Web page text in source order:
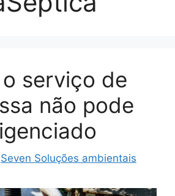
serviço de
não pode
Seven Soluções ambientais